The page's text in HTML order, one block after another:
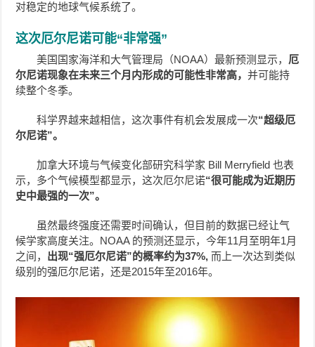
对稳定的地球气候系统了。
这次厄尔尼诺可能“非常强”
美国国家海洋和大气管理局（NOAA）最新预测显示， 厄
尔尼诺现象在未来三个月内形成的可能性非常高，并可能持
续整个冬季。
科学界越来越相信，这次事件有机会发展成一次“超级厄
尔尼诺”。
加拿大环境与气候变化部研究科学家 Bill Merryfield 也表
示，多个气候模型都显示，这次厄尔尼诺“很可能成为近期历
史中最强的一次”。
虽然最终强度还需要时间确认，但目前的数据已经让气
候学家高度关注。NOAA 的预测还显示，今年11月至明年1月
之间， 出现“强厄尔尼诺”的概率约为37%,而上一次达到类似
级别的强厄尔尼诺，还是2015年至2016年。